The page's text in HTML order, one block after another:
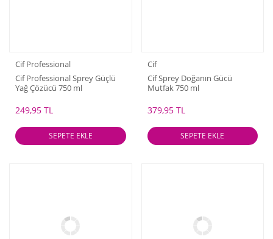
Cif Professional
Cif Professional Sprey Güçlü
Yağ Çözücü 750 ml
249,95 TL
SEPETE EKLE
Cif
Cif Sprey Doğanın Gücü
Mutfak 750 ml
379,95 TL
SEPETE EKLE